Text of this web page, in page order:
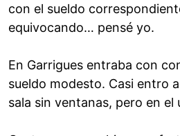
con el sueldo
equivocando… pensé yo.
En Garrigues entraba con
sueldo modesto. Casi entro
sala sin ventanas, pero en